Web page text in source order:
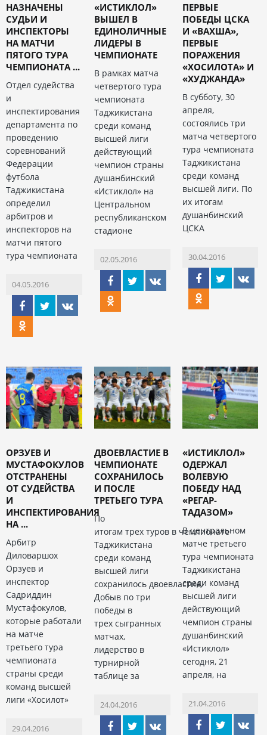
НАЗНАЧЕНЫ
СУДЬИ И
ИНСПЕКТОРЫ
НА МАТЧИ
ПЯТОГО ТУРА
ЧЕМПИОНАТА ...
Отдел судейства
и
инспектирования
департамента по
проведению
соревнований
Федерации
футбола
Таджикистана
определил
арбитров и
инспекторов на
матчи пятого
тура чемпионата
04.05.2016
«ИСТИКЛОЛ»
ВЫШЕЛ В
ЕДИНОЛИЧНЫЕ
ЛИДЕРЫ В
ЧЕМПИОНАТЕ
В рамках матча
четвертого тура
чемпионата
Таджикистана
среди команд
высшей лиги
действующий
чемпион страны
душанбинский
«Истиклол» на
Центральном
республиканском
стадионе
02.05.2016
ПЕРВЫЕ
ПОБЕДЫ ЦСКА
И «ВАХША»,
ПЕРВЫЕ
ПОРАЖЕНИЯ
«ХОСИЛОТА» И
«ХУДЖАНДА»
В субботу, 30
апреля,
состоялись три
матча четвертого
тура чемпионата
Таджикистана
среди команд
высшей лиги. По
их итогам
душанбинский
ЦСКА
30.04.2016
ОРЗУЕВ И
МУСТАФОКУЛОВ
ОТСТРАНЕНЫ
ОТ СУДЕЙСТВА
И
ИНСПЕКТИРОВАНИЯ
НА ...
Арбитр
Диловаршох
Орзуев и
инспектор
Садриддин
Мустафокулов,
которые работали
на матче
третьего тура
чемпионата
страны среди
команд высшей
лиги «Хосилот»
29.04.2016
ДВОЕВЛАСТИЕ В
ЧЕМПИОНАТЕ
СОХРАНИЛОСЬ
И ПОСЛЕ
ТРЕТЬЕГО ТУРА
По
итогам трех туров в чемпионате
Таджикистана
среди команд
высшей лиги
сохранилось двоевластие.
Добыв по три
победы в
трех сыгранных
матчах,
лидерство в
турнирной
таблице за
24.04.2016
«ИСТИКЛОЛ»
ОДЕРЖАЛ
ВОЛЕВУЮ
ПОБЕДУ НАД
«РЕГАР-
ТАДАЗОМ»
В центральном
матче третьего
тура чемпионата
Таджикистана
среди команд
высшей лиги
действующий
чемпион страны
душанбинский
«Истиклол»
сегодня, 21
апреля, на
21.04.2016